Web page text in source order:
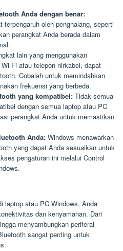
Anda dengan benar:
terpengaruh oleh penghalang, seperti
perangkat Anda berada dalam
lain yang menggunakan
Fi atau telepon nirkabel, dapat
Cobalah untuk memindahkan
frekuensi yang berbeda.
yang kompatibel: Tidak semua
dengan semua laptop atau PC
perangkat Anda untuk memastikan
Anda: Windows menawarkan
yang dapat Anda sesuaikan untuk
pengaturan ini melalui Control
laptop atau PC Windows, Anda
dan kenyamanan. Dari
menyambungkan periferal
sangat penting untuk